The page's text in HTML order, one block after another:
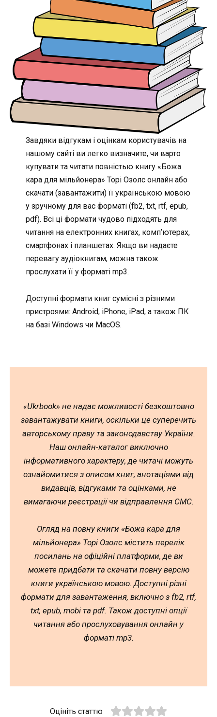
Завдяки відгукам і оцінкам користувачів на
нашому сайті ви легко визначите, чи варто
купувати та читати повністью книгу «Божа
кара для мільйонера» Торі Озолс онлайн або
скачати (завантажити) її українською мовою
у зручному для вас форматі (fb2, txt, rtf, epub,
pdf). Всі ці формати чудово підходять для
читання на електронних книгах, комп’ютерах,
смартфонах і планшетах. Якщо ви надаєте
перевагу аудіокнигам, можна також
прослухати її у форматі mp3.
Доступні формати книг сумісні з різними
пристроями: Android, iPhone, iPad, а також ПК
на базі Windows чи MacOS.
«Ukrbook» не надає можливості безкоштовно
завантажувати книги, оскільки це суперечить
авторському праву та законодавству України.
Наш онлайн-каталог виключно
інформативного характеру, де читачі можуть
ознайомитися з описом книг, анотаціями від
видавців, відгуками та оцінками, не
вимагаючи реєстрації чи відправлення СМС.
Огляд на повну книги «Божа кара для
мільйонера» Торі Озолс містить перелік
посилань на офіційні платформи, де ви
можете придбати та скачати повну версію
книги українською мовою. Доступні різні
формати для завантаження, включно з fb2, rtf,
txt, epub, mobi та pdf. Також доступні опції
читання або прослуховування онлайн у
форматі mp3.
Оцініть статтю